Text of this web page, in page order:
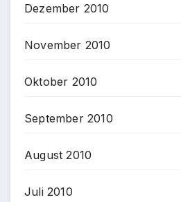
Dezember 2010
November 2010
Oktober 2010
September 2010
August 2010
Juli 2010